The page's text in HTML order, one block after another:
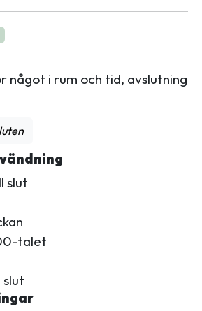
något i rum och tid, avslutning
slut
talet
slut